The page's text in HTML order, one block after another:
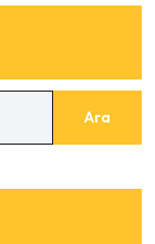
Ara